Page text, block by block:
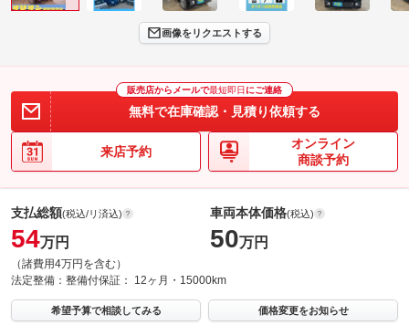
画像をリクエストする
販売店からメールで最短即日 にご連絡
無料で在庫確認・見積り依頼する
来店予約
オンライン
商談予約
支払総額(税込/リ済込)
54万円
（諸費用4万円を含む）
車両本体価格(税込)
50万円
法定整備： 整備付保証： 12ヶ月・15000km
希望予算で相談してみる 価格変更をお知らせ